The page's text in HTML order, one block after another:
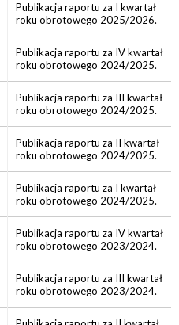
Publikacja raportu za I kwartał
roku obrotowego 2025/2026.
Publikacja raportu za IV kwartał
roku obrotowego 2024/2025.
Publikacja raportu za III kwartał
roku obrotowego 2024/2025.
Publikacja raportu za II kwartał
roku obrotowego 2024/2025.
Publikacja raportu za I kwartał
roku obrotowego 2024/2025.
Publikacja raportu za IV kwartał
roku obrotowego 2023/2024.
Publikacja raportu za III kwartał
roku obrotowego 2023/2024.